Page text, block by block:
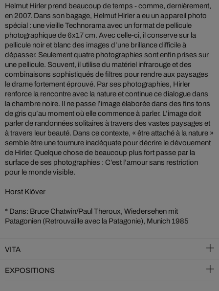
Helmut Hirler prend beaucoup de temps - comme, dernièrement,
en 2007. Dans son bagage, Helmut Hirler a eu un appareil photo
spécial : une vieille Technorama avec un format de pellicule
photographique de 6x17 cm. Avec celle-ci, il conserve sur la
pellicule noir et blanc des images d’une brillance difficile à
dépasser. Seulement quatre photographies sont enfin prises sur
une pellicule. Souvent, il utilise du matériel infrarouge et des
combinaisons sophistiqués de filtres pour rendre aux paysages
le drame fortement éprouvé. Par ses photographies, Hirler
renforce la rencontre avec la nature et continue ce dialogue dans
la chambre noire. Il ne passe l’image élaborée dans des fins tons
de gris qu’au moment où elle commence à parler. L’image doit
parler de randonnées solitaires à travers des vastes paysages et
à travers leur beauté. Dans ce contexte, « être attaché à la nature »
semble être une tournure inadéquate pour décrire le dévouement
de Hirler. Quelque chose de beaucoup plus fort passe par la
surface de ses photographies : C’est l’amour sans restriction
pour le monde visible.
Horst Klöver
* Dans: Bruce Chatwin/Paul Theroux, Wiedersehen mit
Patagonien (Retrouvaille avec la Patagonie), Munich 1985
VITA
EXPOSITIONS